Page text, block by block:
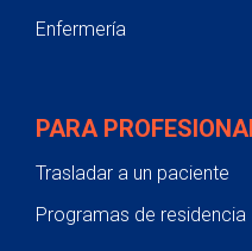
Enfermería
PARA
Trasladar a un paciente
Programas de residencia